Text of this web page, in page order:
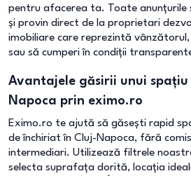
pentru afacerea ta. Toate anunțurile
și provin direct de la proprietari
imobiliare care reprezintă
sau să cumperi în condiții
Avantajele găsirii unui spațiu
Napoca prin eximo.ro
Eximo.ro te ajută să găsești rapid
de închiriat în Cluj-Napoca, fără
intermediari. Utilizează filtrele
selecta suprafața dorită, locația